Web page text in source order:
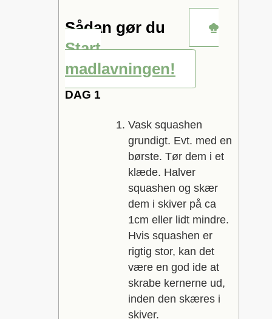
Sådan gør du
Start
madlavningen!
DAG 1
Vask squashen
grundigt. Evt. med en
børste. Tør dem i et
klæde. Halver
squashen og skær
dem i skiver på ca
1cm eller lidt mindre.
Hvis squashen er
rigtig stor, kan det
være en god ide at
skrabe kernerne ud,
inden den skæres i
skiver.